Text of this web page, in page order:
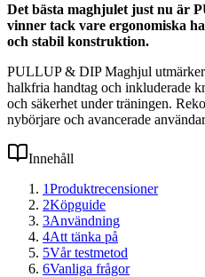
Det bästa maghjulet just nu är
vinner tack vare ergonomiska
och stabil konstruktion.
PULLUP & DIP Maghjul utmärker
halkfria handtag och inkluderade
och säkerhet under träningen.
nybörjare och avancerade
Innehåll
1Produktrecensioner
2Köpguide
3Användning
4Att tänka på
5Vår testmetod
6Vanliga frågor